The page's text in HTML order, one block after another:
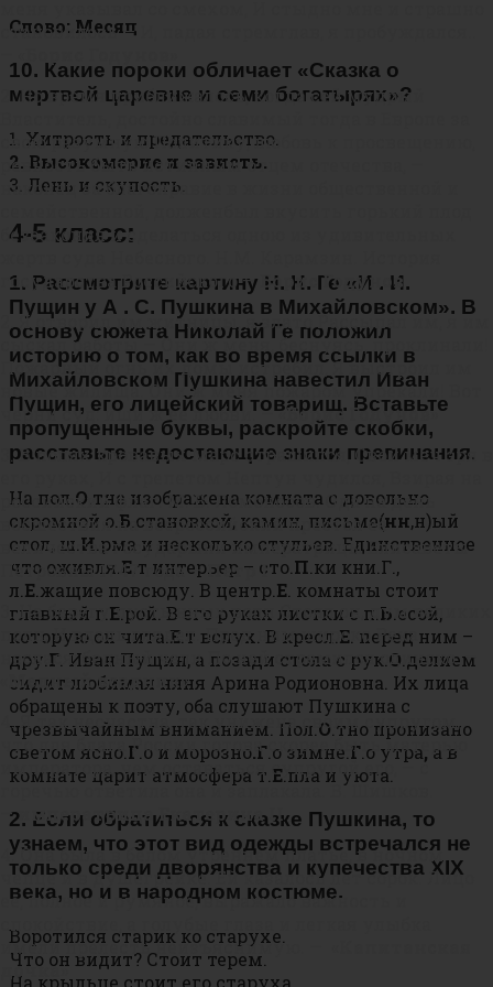
Слово: Месяц
10. Какие пороки обличает «Сказка о
мертвой царевне и семи богатырях»?
1. Хитрость и предательство.
2. Высокомерие и зависть.
3. Лень и скупость.
4-5 класс:
1. Рассмотрите картину Н. Н. Ге «И . И.
Пущин у А . С. Пушкина в Михайловском». В
основу сюжета Николай Ге положил
историю о том, как во время ссылки в
Михайловском Пушкина навестил Иван
Пущин, его лицейский товарищ. Вставьте
пропущенные буквы, раскройте скобки,
расставьте недостающие знаки препинания.
На пол. О .тне изображена комната с довольно
скромной о. Б .становкой, камин, письме(нн,н)ый
стол ш. И .рма и несколько стульев. Единственное
что оживля. Е .т интерьер – сто. П .ки кни.Г.,
л. Е .жащие повсюду. В центр. Е . комнаты стоит
главный г. Е .рой. В его руках листки с п. Ь .есой,
которую он чита. Е .т вслух. В кресл. Е . перед ним –
дру. Г . Иван Пущин, а позади стола с рук. О .делием
сидит любимая няня Арина Родионовна. Их лица
обращены к поэту, оба слушают Пушкина с
чрезвычайным вниманием. Пол. О .тно пронизано
светом ясно. Г .о и морозно.Г .о зимне. Г .о утра, а в
комнате царит атмосфера т. Е .пла и уюта.
2. Если обратиться к сказке Пушкина, то
узнаем, что этот вид одежды встречался не
только среди дворянства и купечества XIX
века, но и в народном костюме.
Воротился старик ко старухе.
Что он видит? Стоит терем.
На крыльце стоит его старуха
становилось — И, падая стремглав, я пробуждался..
2. Но время приближалось, когда сей мудрый
свою разумную Политику, любовь к просвещению,
ревность быть истинным отцем отечества, —
наконец за благонравие в жизни общественной и
беззакония и сделаться одною из удивительных
государства Российского — Борис Годунов
2. Я отворил им житницы, я злато Рассыпал им, я им
сыскал работы — Они ж меня, беснуясь, проклинали!
Пожарный огнь их домы истребил, Я выстроил им
новые жилища. Они ж меня пожаром упрекали! Вот
черни суд: ищи ж ее любви. —«Борис Годунов»
3. В полях кровавых Марс страшился, Свой меч зря в
российский флаг. М. В. Ломоносов. Ода на день
восшествия на всероссийский престол её
величества государыни императрицы Елисаветы
Петровны 1747 года —Петр I
3. На берегу пустынных волн Стоял он, дум великих
полн, И вдаль глядел. Пред ним широко Река
неслася; бедный челн По ней стремился одиноко. —
«Медный всадник»
4. Я так несчастна, так унижена своим супругом,
что для блага России готова скорее быть матерью
императора, чем оставаться супругой его, — с
горечью ответила она и заплакала. В. Шишков.
—императрица Екатерина II
4. Она была в белом утреннем платье, в ночном
чепце и в душегрейке. Ей казалось лет сорок. Лицо
ее, полное и румяное, выражало важность и
имели прелесть неизъяснимую. —
дочка»